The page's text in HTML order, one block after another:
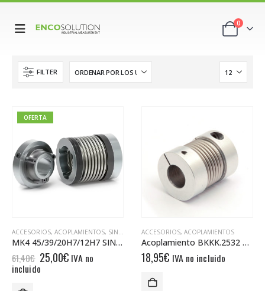
0
FILTER
OFERTA
ACCESORIOS, ACOPLAMIENTOS, SIN CATEGORÍA
MK4 45/39/20H7/12H7 SINGLEPOSITION
61,40€ El
precio
25,00€ElIVA no
incluido
ACCESORIOS, ACOPLAMIENTOS
Acoplamiento BKKK.2532 06/12
18,95€ IVA no incluido